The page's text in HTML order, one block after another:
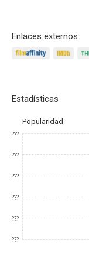
Enlaces externos
Estadísticas
Popularidad
???
???
???
???
???
???